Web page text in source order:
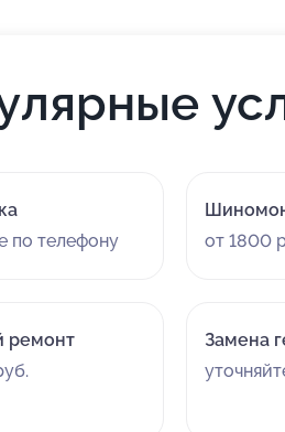
по телефону
от 1800
ремонт
Замена